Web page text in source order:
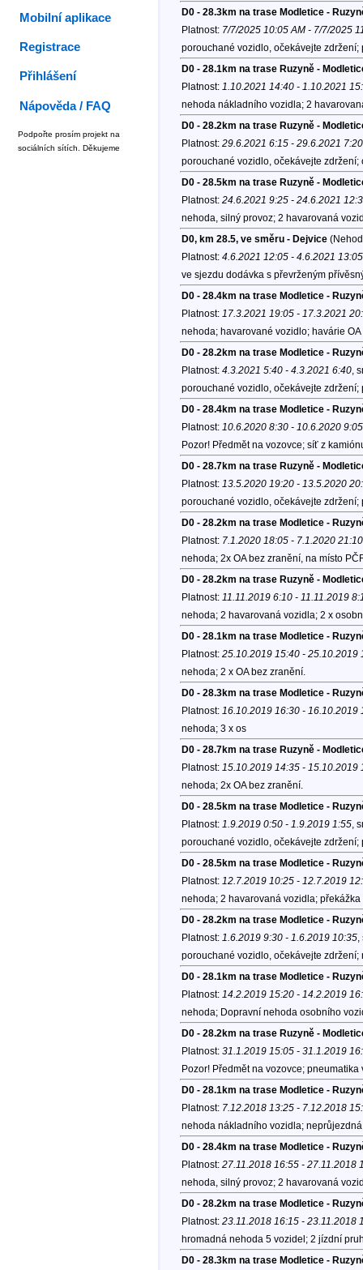
D0 - 28.3km na trase Modletice -
Platnost: 7/7/2025 10:05 AM - 7/7/2025
porouchané vozidlo, očekávejte
D0 - 28.1km na trase Ruzyně -
Platnost: 1.10.2021 14:40 - 1.10.2021
nehoda nákladního vozidla; 2
D0 - 28.2km na trase Ruzyně -
Platnost: 29.6.2021 6:15 - 29.6.2021 7:20
porouchané vozidlo, očekávejte
D0 - 28.5km na trase Ruzyně -
Platnost: 24.6.2021 9:25 - 24.6.2021
nehoda, silný provoz; 2 havarovaná
D0, km 28.5, ve směru - Dejvice
Platnost: 4.6.2021 12:05 - 4.6.2021 13:05
ve sjezdu dodávka s převrženým
D0 - 28.4km na trase Modletice -
Platnost: 17.3.2021 19:05 - 17.3.2021
nehoda; havarované vozidlo; havárie
D0 - 28.2km na trase Modletice -
Platnost: 4.3.2021 5:40 - 4.3.2021 6:40,
porouchané vozidlo, očekávejte zdržení;
D0 - 28.4km na trase Modletice -
Platnost: 10.6.2020 8:30 - 10.6.2020 9:05
Pozor! Předmět na vozovce; síť z
D0 - 28.7km na trase Ruzyně -
Platnost: 13.5.2020 19:20 - 13.5.2020
porouchané vozidlo, očekávejte
D0 - 28.2km na trase Modletice -
Platnost: 7.1.2020 18:05 - 7.1.2020 21:10
nehoda; 2x OA bez zranění, na místo
D0 - 28.2km na trase Ruzyně -
Platnost: 11.11.2019 6:10 - 11.11.2019
nehoda; 2 havarovaná vozidla; 2 x
D0 - 28.1km na trase Modletice -
Platnost: 25.10.2019 15:40 - 25.10.2019
nehoda; 2 x OA bez zranění.
D0 - 28.3km na trase Modletice -
Platnost: 16.10.2019 16:30 - 16.10.2019
nehoda; 3 x os
D0 - 28.7km na trase Ruzyně -
Platnost: 15.10.2019 14:35 - 15.10.2019
nehoda; 2x OA bez zranění.
D0 - 28.5km na trase Modletice -
Platnost: 1.9.2019 0:50 - 1.9.2019 1:55,
porouchané vozidlo, očekávejte
D0 - 28.5km na trase Modletice -
Platnost: 12.7.2019 10:25 - 12.7.2019
nehoda; 2 havarovaná vozidla;
D0 - 28.2km na trase Modletice -
Platnost: 1.6.2019 9:30 - 1.6.2019 10:35,
porouchané vozidlo, očekávejte
D0 - 28.1km na trase Modletice -
Platnost: 14.2.2019 15:20 - 14.2.2019
nehoda; Dopravní nehoda osobního
D0 - 28.2km na trase Ruzyně -
Platnost: 31.1.2019 15:05 - 31.1.2019
Pozor! Předmět na vozovce; pneumatika
D0 - 28.1km na trase Modletice -
Platnost: 7.12.2018 13:25 - 7.12.2018
nehoda nákladního vozidla;
D0 - 28.4km na trase Modletice -
Platnost: 27.11.2018 16:55 - 27.11.2018
nehoda, silný provoz; 2 havarovaná
D0 - 28.2km na trase Modletice -
Platnost: 23.11.2018 16:15 - 23.11.2018
hromadná nehoda 5 vozidel; 2 jízdní
D0 - 28.3km na trase Modletice -
Mobilní aplikace
Registrace
Přihlášení
Nápověda / FAQ
Podpořte prosím projekt na
sociálních sítích. Děkujeme